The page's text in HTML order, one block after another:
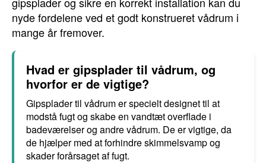
nyde fordelene ved et godt konstrueret vådrum i
mange år fremover.
Hvad er gipsplader til vådrum, og
hvorfor er de vigtige?
Gipsplader til vådrum er specielt designet til at
modstå fugt og skabe en vandtæt overflade i
badeværelser og andre vådrum. De er vigtige, da
de hjælper med at forhindre skimmelsvamp og
skader forårsaget af fugt.